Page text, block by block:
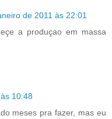
de 2011 às 22:01
a produçao em massa
10:48
meses pra fazer, mas eu